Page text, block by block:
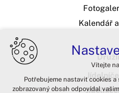
Kalendář
Vítejte
Potřebujeme nastavit cookies
zobrazovaný obsah odpovídal